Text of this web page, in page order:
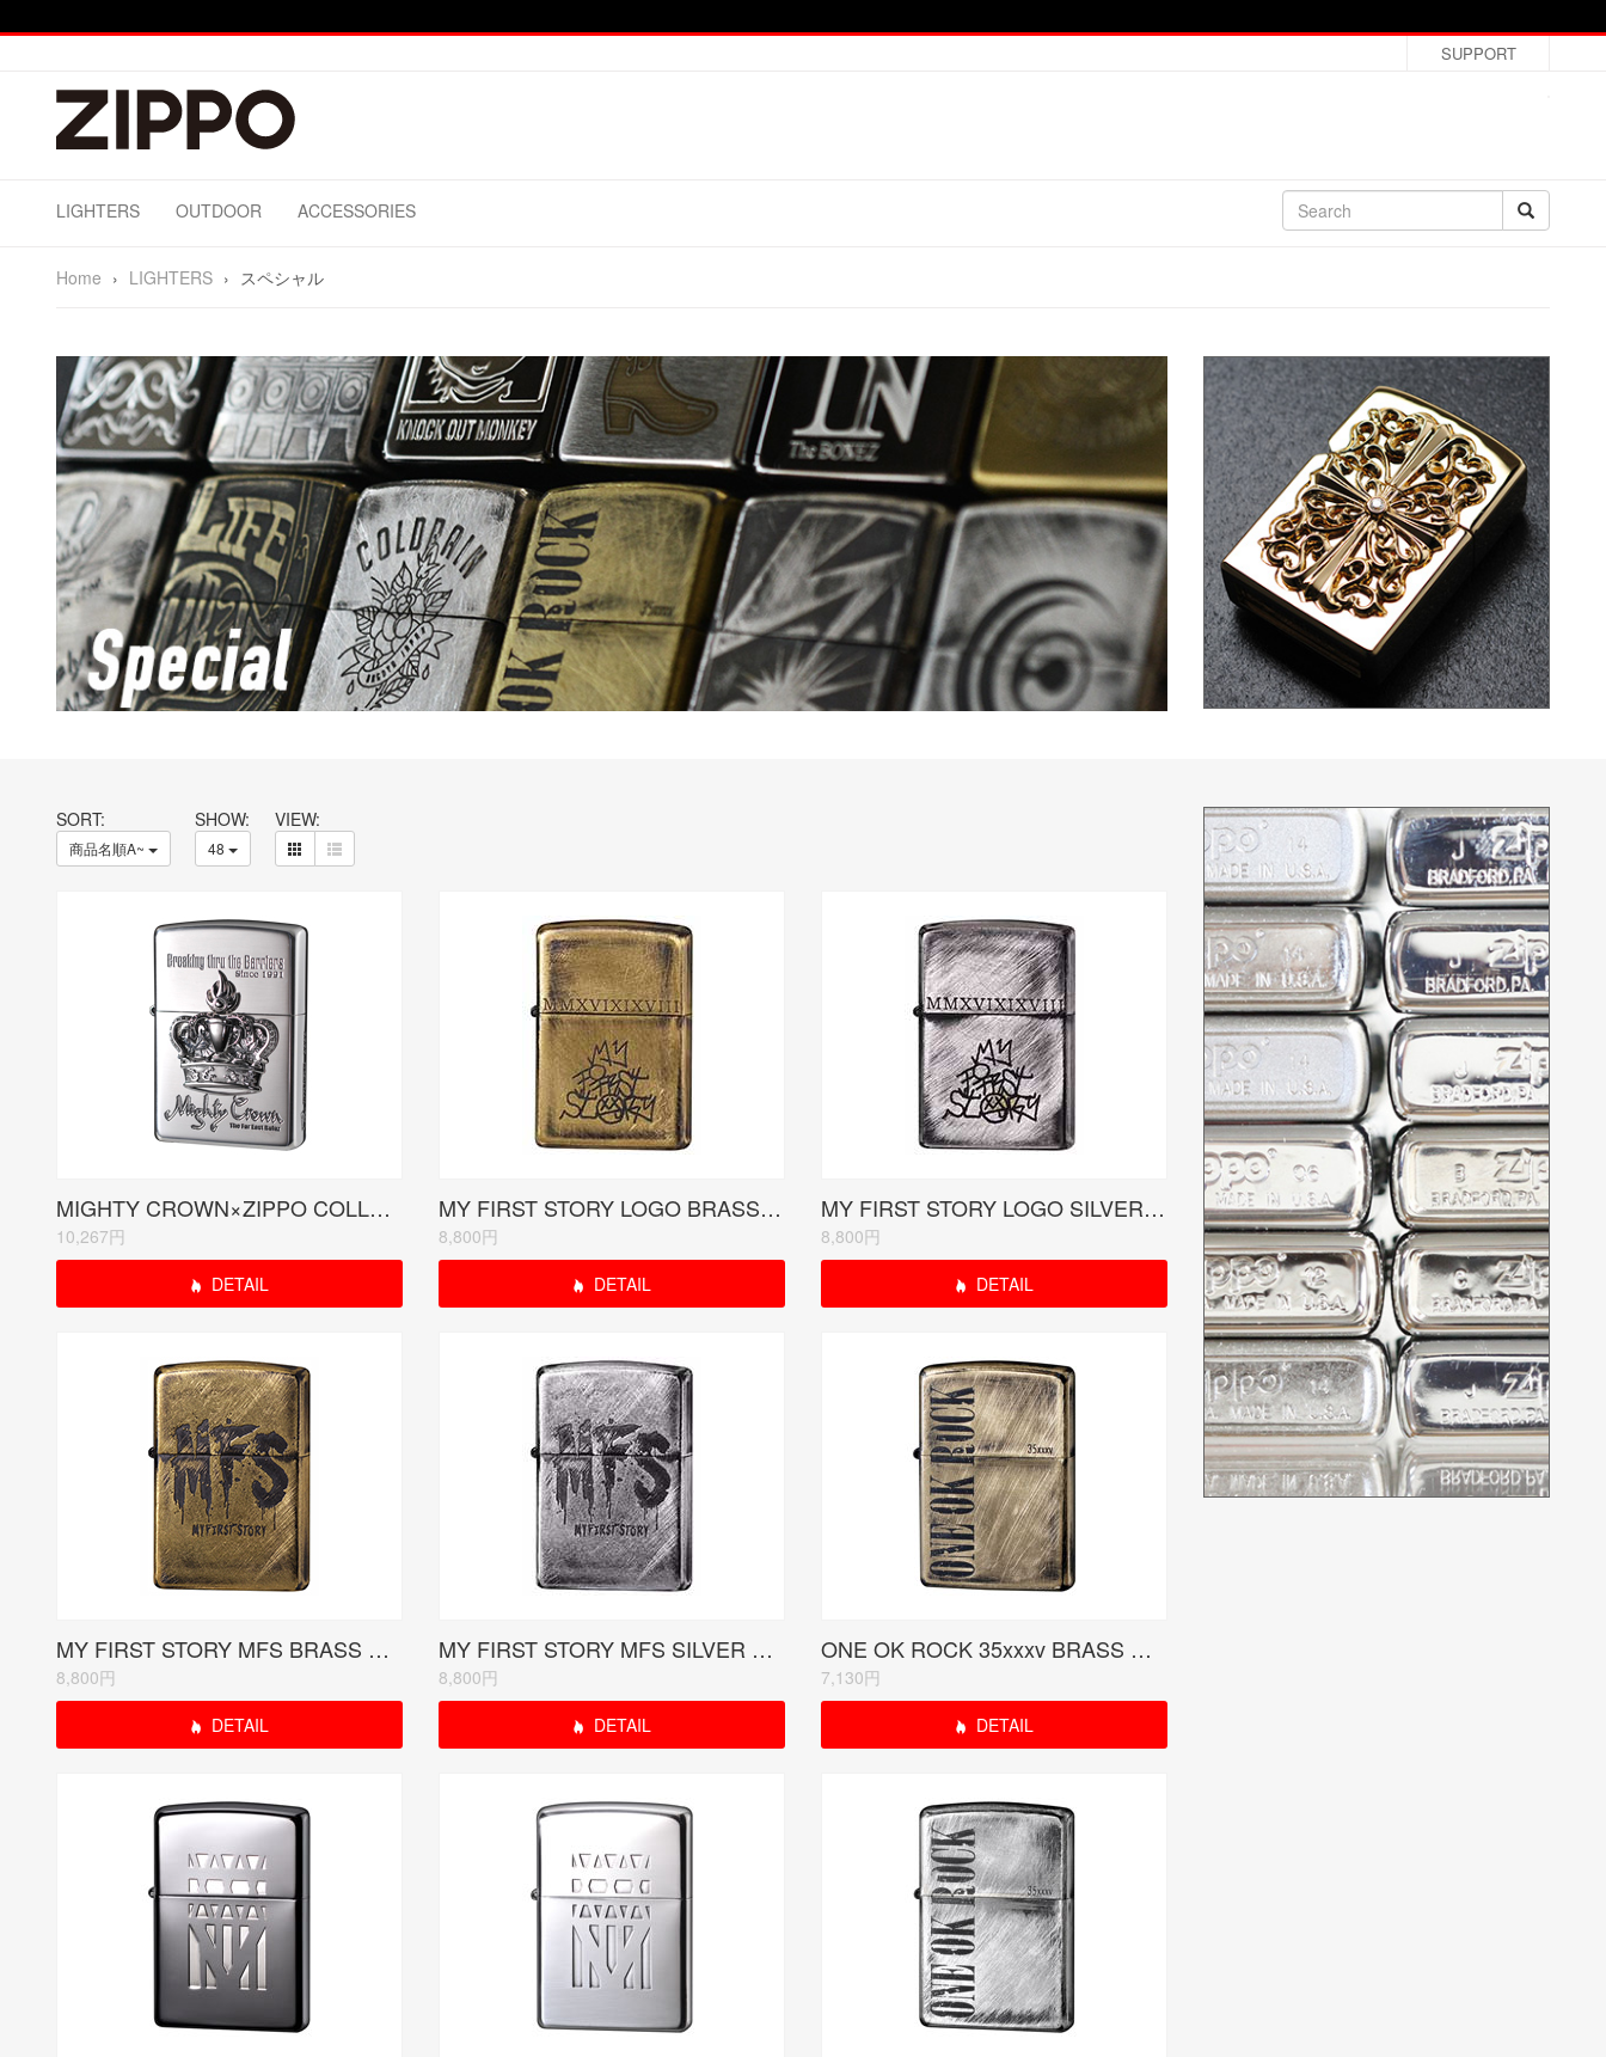
SUPPORT
LIGHTERS OUTDOOR ACCESSORIES
Home › LIGHTERS › スペシャル
SORT:
商品名順A~
SHOW:
48
VIEW:
MIGHTY CROWN×ZIPPO COLLABORATION MODEL(受注生産限定品)
10,267円
DETAIL
MY FIRST STORY LOGO BRASS RUDO受注限定モデル<当サイトは紹介のみ>
8,800円
DETAIL
MY FIRST STORY LOGO SILVER RUDO受注限定モデル<当サイトは紹介のみ>
8,800円
DETAIL
MY FIRST STORY MFS BRASS RUDO受注限定モデル<当サイトは紹介のみ>
8,800円
DETAIL
MY FIRST STORY MFS SILVER RUDO受注限定モデル<当サイトは紹介のみ>
8,800円
DETAIL
ONE OK ROCK 35xxxv BRASS USED 受注生産限定品
7,130円
DETAIL